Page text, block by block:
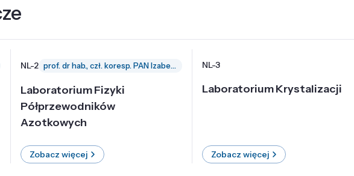
NL-2 prof. dr hab., czł. koresp. PAN Izabella Grzegory
Laboratorium Fizyki
Półprzewodników
Azotkowych
Zobacz więcej
NL-3
Laboratorium Krystalizacji
Zobacz więcej